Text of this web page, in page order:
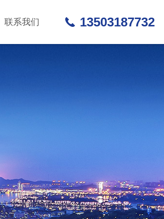
联系我们 13503187732